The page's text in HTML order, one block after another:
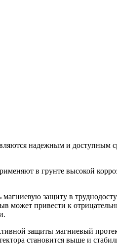
надежным и доступным
в грунте высокой
магниевую защиту в
может привести к
защиты магниевый
становится выше и